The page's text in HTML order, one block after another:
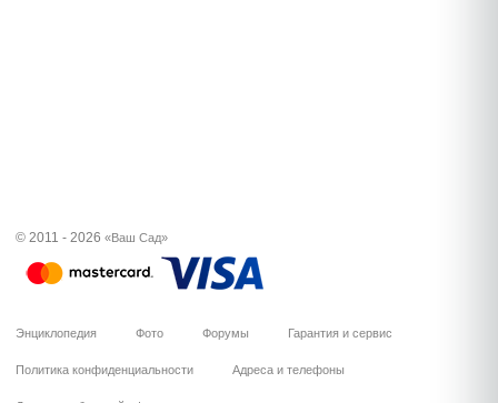
© 2011 - 2026 «Ваш Сад»
Энциклопедия Фото Форумы Гарантия и сервис
Политика конфиденциальности Адреса и телефоны